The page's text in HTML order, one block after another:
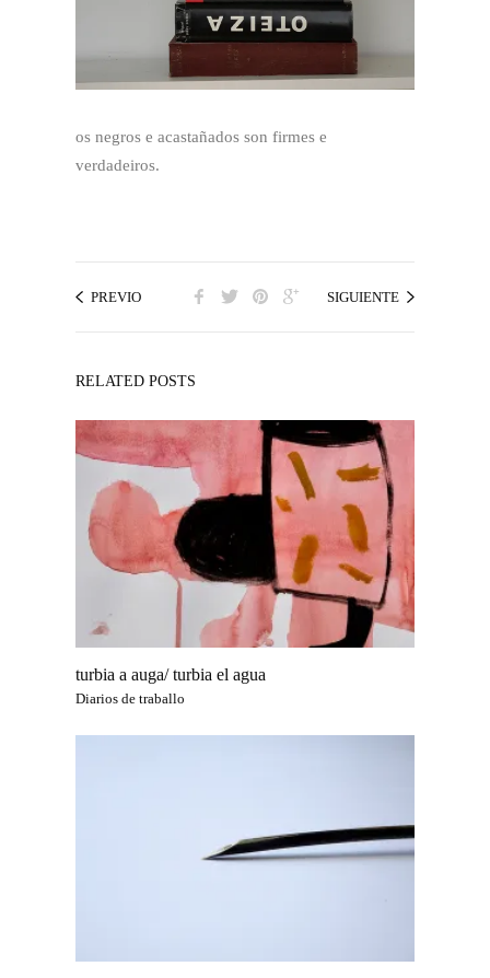
os negros e acastañados son firmes e
verdadeiros.
PREVIO SIGUIENTE
RELATED POSTS
turbia a auga/ turbia el agua
Diarios de traballo